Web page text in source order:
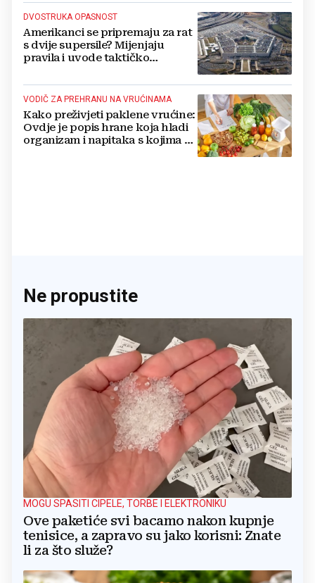
DVOSTRUKA OPASNOST
Amerikanci se pripremaju za rat
s dvije supersile? Mijenjaju
pravila i uvode taktičko
VODIČ ZA PREHRANU NA VRUĆINAMA
Kako preživjeti paklene vrućine:
Ovdje je popis hrane koja hladi
organizam i napitaka s kojima si
Ne propustite
MOGU SPASITI CIPELE, TORBE I ELEKTRONIKU
Ove paketiće svi bacamo nakon kupnje
tenisice, a zapravo su jako korisni: Znate
li za što služe?